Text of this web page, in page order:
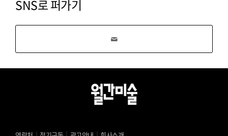
SNS로 퍼가기